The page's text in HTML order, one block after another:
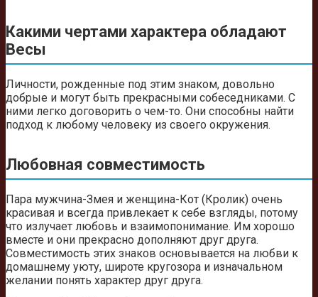
Какими чертами характера обладают
Весы
Личности, рожденные под этим знаком, довольно
добрые и могут быть прекрасными собеседниками. С
ними легко договорить о чем-то. Они способны найти
подход к любому человеку из своего окружения.
Любовная совместимость
Пара мужчина-Змея и женщина-Кот (Кролик) очень
красивая и всегда привлекает к себе взгляды, потому
что излучает любовь и взаимопонимание. Им хорошо
вместе и они прекрасно дополняют друг друга.
Совместимость этих знаков основывается на любви к
домашнему уюту, широте кругозора и изначальном
желании понять характер друг друга.